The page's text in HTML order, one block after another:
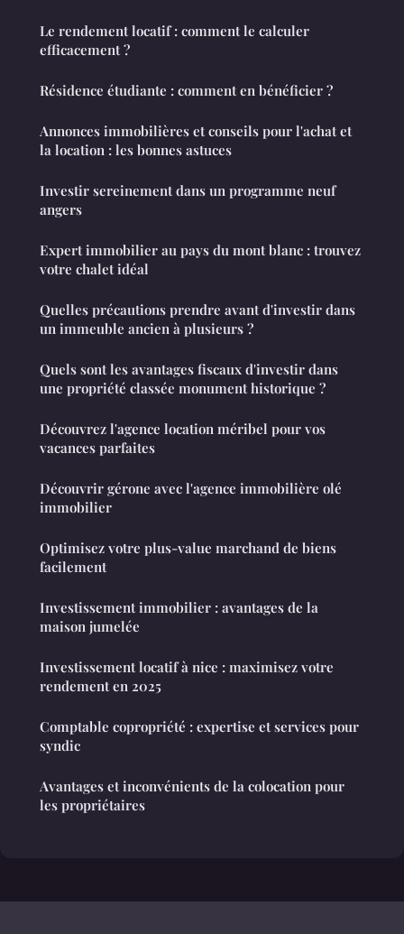
Le rendement locatif : comment le calculer
efficacement ?
Résidence étudiante : comment en bénéficier ?
Annonces immobilières et conseils pour l'achat et
la location : les bonnes astuces
Investir sereinement dans un programme neuf
angers
Expert immobilier au pays du mont blanc : trouvez
votre chalet idéal
Quelles précautions prendre avant d'investir dans
un immeuble ancien à plusieurs ?
Quels sont les avantages fiscaux d'investir dans
une propriété classée monument historique ?
Découvrez l'agence location méribel pour vos
vacances parfaites
Découvrir gérone avec l'agence immobilière olé
immobilier
Optimisez votre plus-value marchand de biens
facilement
Investissement immobilier : avantages de la
maison jumelée
Investissement locatif à nice : maximisez votre
rendement en 2025
Comptable copropriété : expertise et services pour
syndic
Avantages et inconvénients de la colocation pour
les propriétaires